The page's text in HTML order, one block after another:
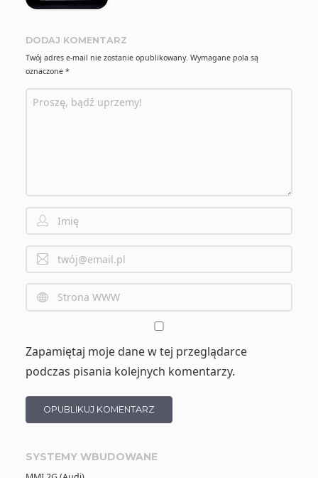
DODAJ KOMENTARZ
Twój adres e-mail nie zostanie opublikowany. Wymagane pola są
oznaczone *
Zapamiętaj moje dane w tej przeglądarce
podczas pisania kolejnych komentarzy.
SYSTEMY WBUDOWANE